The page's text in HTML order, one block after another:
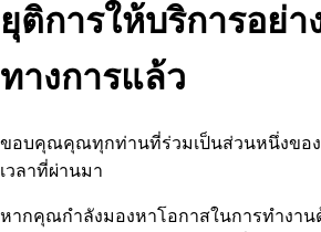
ยุติการให้บริการอย่า
ทางการแล้ว
ขอบคุณคุณทุกท่านที่ร่วมเป็นส่วนหนึ่งของ
เวลาที่ผ่านมา
หากคุณกำลังมองหาโอกาสในการทำงาน